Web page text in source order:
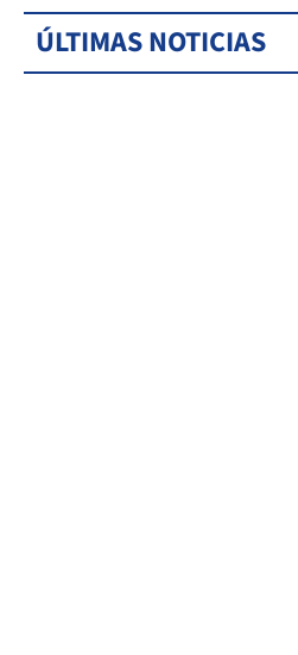
ÚLTIMAS NOTICIAS